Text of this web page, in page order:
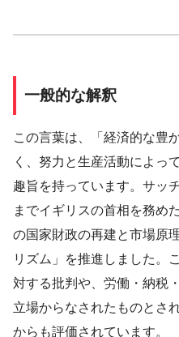
一般的な解釈
この言葉は、「経済的な豊
く、努力と生産活動によっ
趣旨を持っています。サッ
までイギリスの首相を務め
の国家財政の再建と市場原
リズム」を推進しました。
対する批判や、労働・納税
立場からなされたものとさ
からも評価されています。